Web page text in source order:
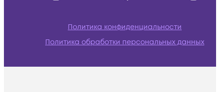
Политика конфиденциальности
Политика обработки персональных данных